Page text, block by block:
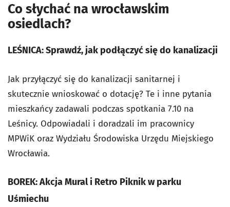
Co słychać na wrocławskim
osiedlach?
LEŚNICA: Sprawdź, jak podłączyć się do kanalizacji
Jak przyłączyć się do kanalizacji sanitarnej i
skutecznie wnioskować o dotację? Te i inne pytania
mieszkańcy zadawali podczas spotkania 7.10 na
Leśnicy. Odpowiadali i doradzali im pracownicy
MPWiK oraz Wydziału Środowiska Urzędu Miejskiego
Wrocławia.
BOREK: Akcja Mural i Retro Piknik w parku
Uśmiechu